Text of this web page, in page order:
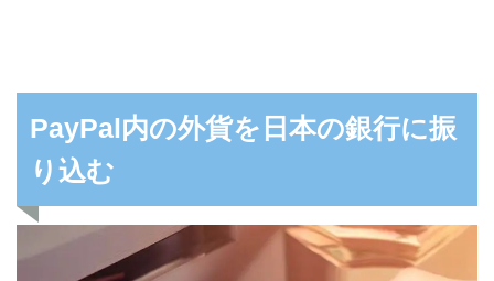
PayPal内の外貨を日本の銀行に振
り込む